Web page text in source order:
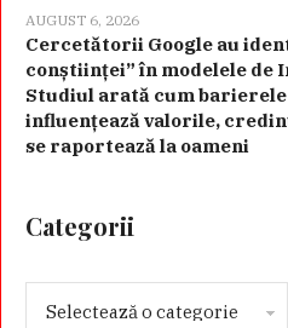
AUGUST 6, 2026
Cercetătorii Google au
conștiinței” în modelele
Studiul arată cum
influențează valorile,
se raportează la oameni
Categorii